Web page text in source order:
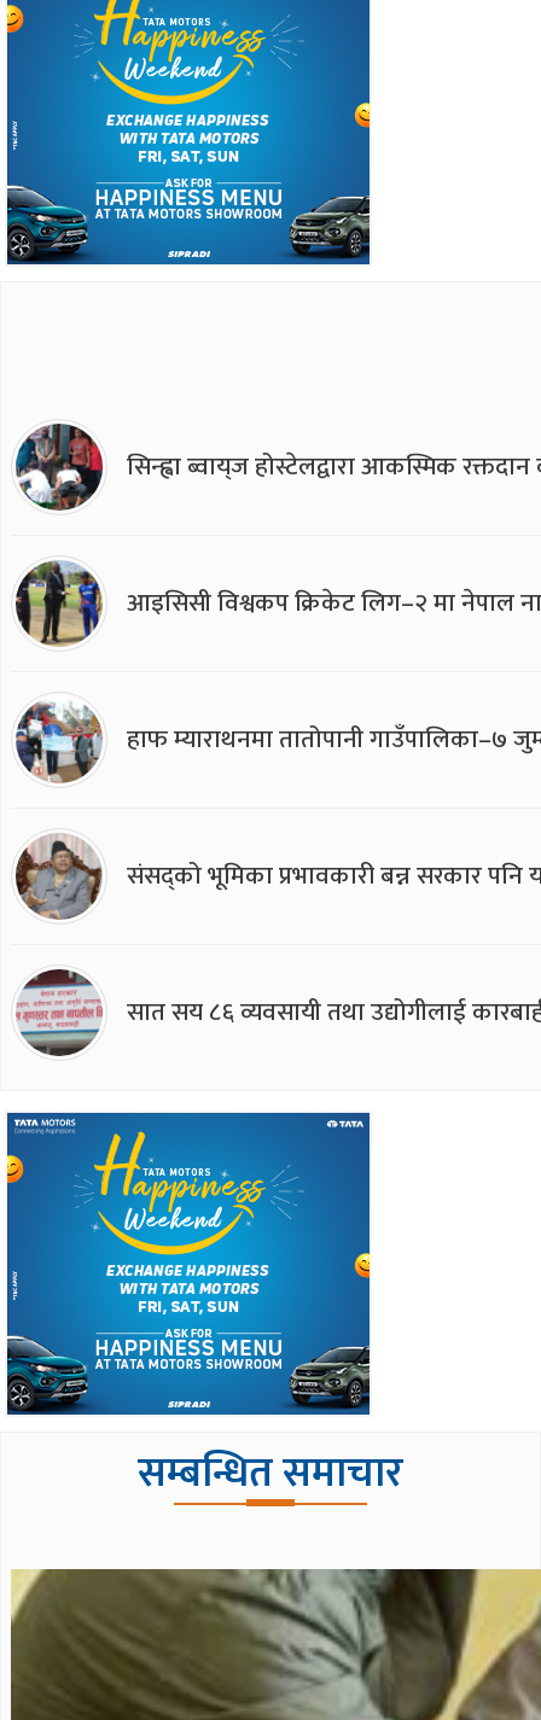
सिन्ह्वा ब्वाय्‌ज होस्टेलद्वारा आकस्मिक
आइसिसी विश्वकप क्रिकेट लिग–२ मा नेपाल
हाफ म्याराथनमा तातोपानी गाउँपालिका–७
संसद्को भूमिका प्रभावकारी बन्न सरकार पनि
सात सय ८६ व्यवसायी तथा उद्योगीलाई
सम्बन्धित समाचार